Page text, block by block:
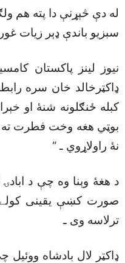
له دې څېړنې دا پته هم
سبزيو باندې ډېر زيات
نيوز لينز پاکستان
ډاکټرخالد خان سره
کبله ځنګلونه شنۀ او
بوټي هغه وخت فطرت ته
نۀ راولاړوي ـ “
د هغۀ وېنا وه چې د
صورت کښې يقينى
ترلاسه وى ـ